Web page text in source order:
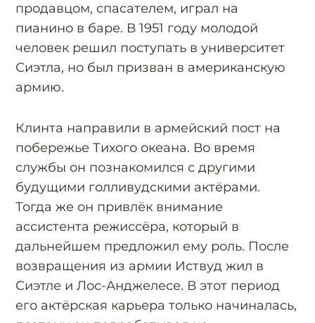
продавцом, спасателем, играл на
пианино в баре. В 1951 году молодой
человек решил поступать в университет
Сиэтла, но был призван в американскую
армию.
Клинта направили в армейский пост на
побережье Тихого океана. Во время
службы он познакомился с другими
будущими голливудскими актёрами.
Тогда же он привлёк внимание
ассистента режиссёра, который в
дальнейшем предложил ему роль. После
возвращения из армии Иствуд жил в
Сиэтле и Лос-Анджелесе. В этот период
его актёрская карьера только начиналась,